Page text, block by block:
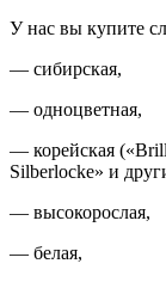
У нас вы купите
— сибирская,
— одноцветная,
— корейская
Silberlocke» и
— высокорослая,
— белая,